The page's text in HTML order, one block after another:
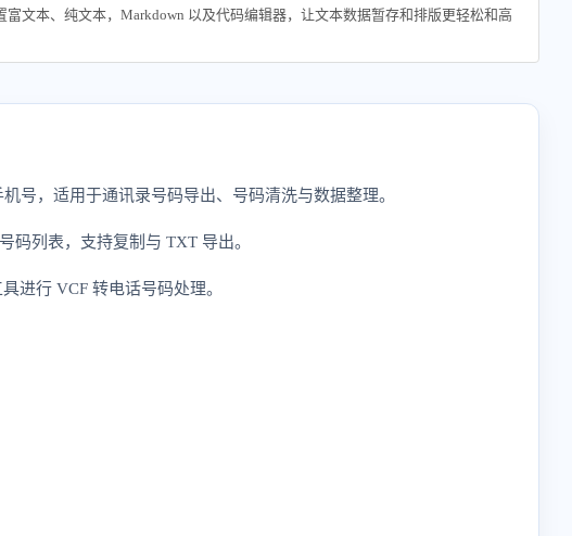
富文本、纯文本，Markdown 以及代码编辑器，让文本数据暂存和排版更轻松和高
号，适用于通讯录号码导出、号码清洗与数据整理。
码列表，支持复制与 TXT 导出。
进行 VCF 转电话号码处理。